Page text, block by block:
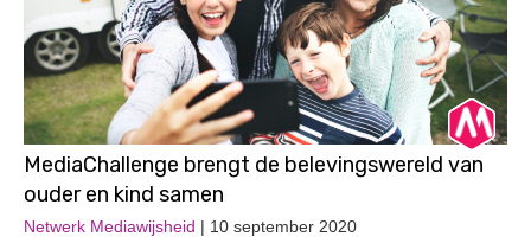
MediaChallenge brengt de belevingswereld van
ouder en kind samen
Netwerk Mediawijsheid | 10 september 2020